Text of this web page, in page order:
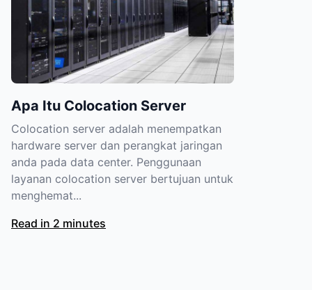
Apa Itu Colocation Server
Colocation server adalah menempatkan
hardware server dan perangkat jaringan
anda pada data center. Penggunaan
layanan colocation server bertujuan untuk
menghemat...
Read in 2 minutes